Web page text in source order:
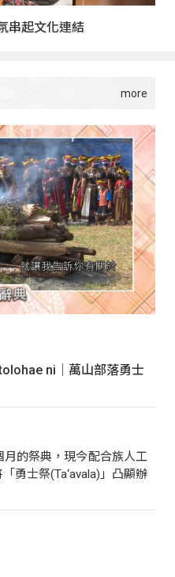
串起文化連結
ni｜萬山部落勇士
的祭典，現今配合族人工
勇士祭(Ta‘avala)」凸顯辦